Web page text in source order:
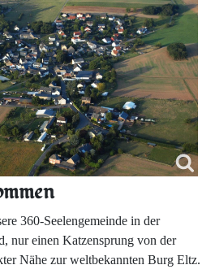
360-Seelengemeinde in der
nur einen Katzensprung von der
Nähe zur weltbekannten Burg Eltz.